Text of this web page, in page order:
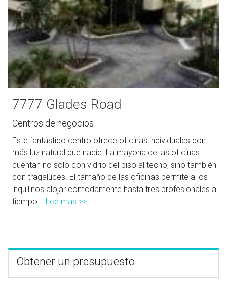
7777 Glades Road
Centros de negocios
Este fantástico centro ofrece oficinas individuales con
más luz natural que nadie. La mayoría de las oficinas
cuentan no solo con vidrio del piso al techo, sino también
con tragaluces. El tamaño de las oficinas permite a los
inquilinos alojar cómodamente hasta tres profesionales a
tiempo... Lee mas >>
Obtener un presupuesto